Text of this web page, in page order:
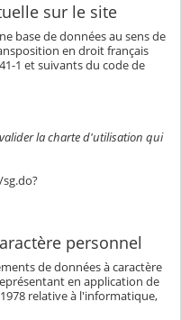
sur le site
base de données au sens de
en droit français
1 et suivants du code de
la charte d'utilisation qui
personnel
de données à caractère
en application de
relative à l'informatique,